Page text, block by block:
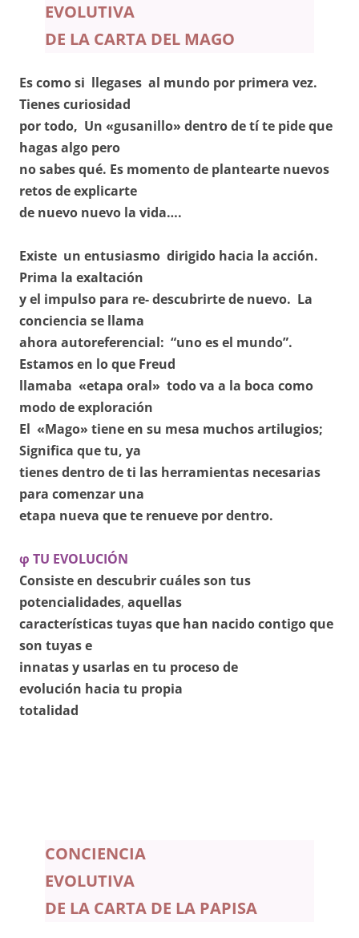
EVOLUTIVA
DE LA CARTA DEL MAGO
Es como si llegases al mundo por primera vez.
Tienes curiosidad
por todo, Un «gusanillo» dentro de tí te pide que
hagas algo pero
no sabes qué. Es momento de plantearte nuevos
retosde explicarte
de nuevo nuevo la vida….
Existe un entusiasmo dirigido hacia la acción.
Prima la exaltación
y el impulso para re- descubrirte de nuevo. La
conciencia se llama
ahora autoreferencial: “uno es el mundo”.
Estamos en lo que Freud
llamaba «etapa oral» todo va a la boca como
modo de exploración
El «Mago» tiene en su mesa muchos artilugios;
Significa que tu, ya
tienes dentro de ti las herramientas necesarias
para comenzar una
etapa nueva que te renueve por dentro.
φ TU EVOLUCIÓN
Consiste en descubrir cuáles son tus
potencialidades, aquellas
características tuyas que han nacido contigoque
son tuyase
innatas y usarlas en tu proceso de
evolución hacia tu propia
totalidad
CONCIENCIA
EVOLUTIVA
DE LA CARTA DE LA PAPISA